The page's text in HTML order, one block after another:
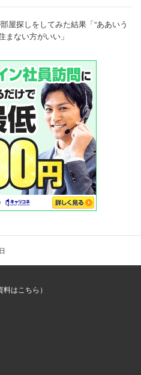
屋探しをしてみた結果「“ああいう
まない方がいい」
はこちら）